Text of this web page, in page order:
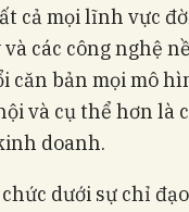
cả mọi lĩnh vực
các công nghệ
căn bản mọi mô
và cụ thể hơn là
doanh.
dưới sự chỉ